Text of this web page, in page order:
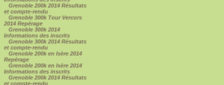
Grenoble 200k 2014 Résultats
et compte-rendu
Grenoble 300k Tour Vercors
2014 Repérage
Grenoble 300k 2014
Informations des inscrits
Grenoble 300k 2014 Résultats
et compte-rendu
Grenoble 200k en Isère 2014
Repérage
Grenoble 200k en Isère 2014
Informations des inscrits
Grenoble 200k 2014 Résultats
et compte-rendu